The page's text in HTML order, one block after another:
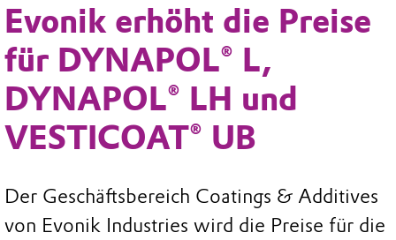
Evonik erhöht die Preise
für DYNAPOL® L,
DYNAPOL® LH und
VESTICOAT® UB
Der Geschäftsbereich Coatings & Additives
von Evonik Industries wird die Preise für die